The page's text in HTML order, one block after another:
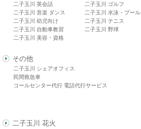
二子玉川 英会話
二子玉川 音楽 ダンス
二子玉川 幼児向け
二子玉川 自動車教習
二子玉川 美容・資格
二子玉川 ゴルフ
二子玉川 水泳・プール
二子玉川 テニス
二子玉川 野球
その他
二子玉川 シェアオフィス
民間救急車
コールセンター代行 電話代行サービス
二子玉川 花火